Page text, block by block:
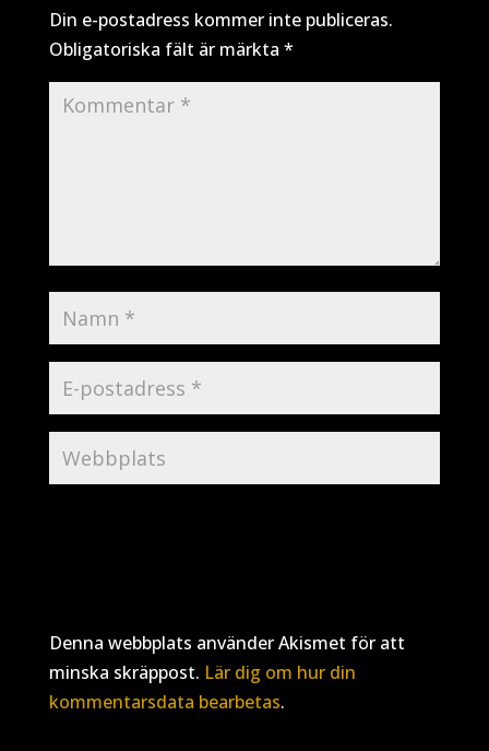
Din e-postadress kommer inte publiceras.
Obligatoriska fält är märkta *
Denna webbplats använder Akismet för att
minska skräppost. Lär dig om hur din
kommentarsdata bearbetas.